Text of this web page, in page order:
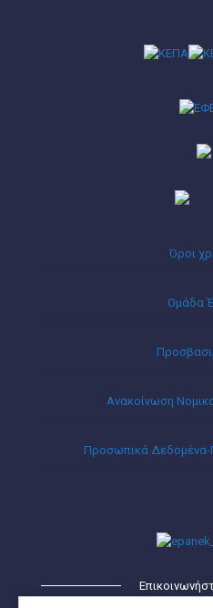
Όροι
Ομάδα
Ανακοίνωση
Προσωπικά Δεδομένα-